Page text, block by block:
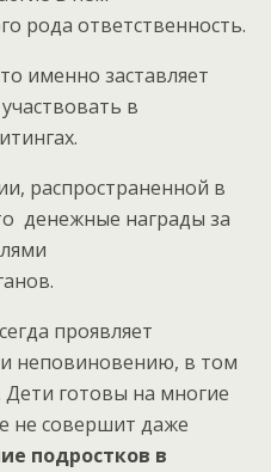
рода ответственность.
именно заставляет
в
распространенной в
денежные награды за
проявляет
и неповиновению, в том
Дети готовы на многие
не совершит даже
подростков в